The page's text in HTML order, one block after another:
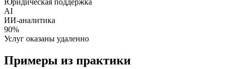
Юридическая поддержка
AI
ИИ-аналитика
90%
Услуг оказаны удаленно
Примеры из практики